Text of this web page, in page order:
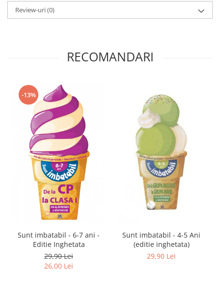
Review-uri(0)
RECOMANDARI
-13%
Sunt imbatabil - 6-7 ani -
Editie Inghetata
29,90 Lei
26,00 Lei
Sunt imbatabil - 4-5 Ani
(editie inghetata)
29,90 Lei